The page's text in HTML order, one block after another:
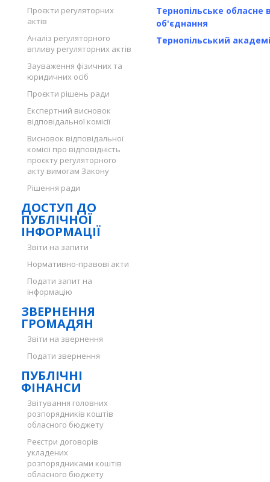
Проєкти регуляторних
актів
Аналіз регуляторного
впливу регуляторних актів
Зауваження фізичних та
юридичних осіб
Проєкти рішень ради
Експертний висновок
відповідальної комісії
Висновок відповідальної
комісії про відповідність
проєкту регуляторного
акту вимогам Закону
Рішення ради
ДОСТУП ДО
ПУБЛІЧНОЇ
ІНФОРМАЦІЇ
Звіти на запити
Нормативно-правові акти
Подати запит на
інформацію
ЗВЕРНЕННЯ
ГРОМАДЯН
Звіти на звернення
Подати звернення
ПУБЛІЧНІ
ФІНАНСИ
Звітування головних
розпорядників коштів
обласного бюджету
Реєстри договорів
укладених
розпорядниками коштів
обласного бюджету
Тернопільське
об'єднання
Тернопільський